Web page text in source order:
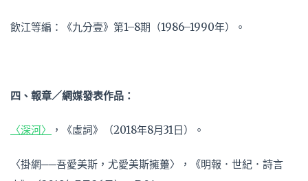
飲江等編：《九分壹》第1–8期（1986–1990年）。
四、報章／網媒發表作品：
〈深河〉 ，《虛詞》（2018年8月31日）。
〈掛網──吾愛美斯，尤愛美斯擁躉〉，《明報．世紀．詩言